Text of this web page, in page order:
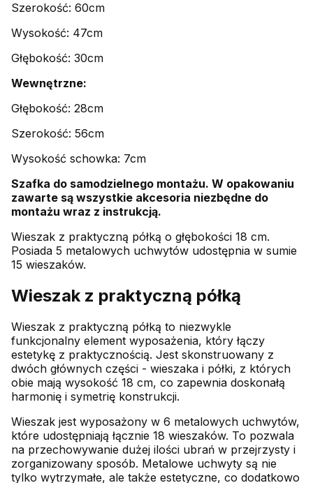
Szerokość: 60cm
Wysokość: 47cm
Głębokość: 30cm
Wewnętrzne:
Głębokość: 28cm
Szerokość: 56cm
Wysokość schowka: 7cm
Szafka do samodzielnego montażu. W opakowaniu
zawarte są wszystkie akcesoria niezbędne do
montażu wraz z instrukcją.
Wieszak z praktyczną półką o głębokości 18 cm.
Posiada 5 metalowych uchwytów udostępnia w sumie
15 wieszaków.
Wieszak z praktyczną półką
Wieszak z praktyczną półką to niezwykle
funkcjonalny element wyposażenia, który łączy
estetykę z praktycznością. Jest skonstruowany z
dwóch głównych części - wieszaka i półki, z których
obie mają wysokość 18 cm, co zapewnia doskonałą
harmonię i symetrię konstrukcji.
Wieszak jest wyposażony w 6 metalowych uchwytów,
które udostępniają łącznie 18 wieszaków. To pozwala
na przechowywanie dużej ilości ubrań w przejrzysty i
zorganizowany sposób. Metalowe uchwyty są nie
tylko wytrzymałe, ale także estetyczne, co dodatkowo